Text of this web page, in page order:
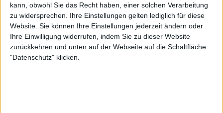
kann, obwohl Sie das Recht haben, einer solchen Verarbeitung
zu widersprechen. Ihre Einstellungen gelten lediglich für diese
Website. Sie können Ihre Einstellungen jederzeit ändern oder
Ihre Einwilligung widerrufen, indem Sie zu dieser Website
zurückkehren und unten auf der Webseite auf die Schaltfläche
"Datenschutz" klicken.